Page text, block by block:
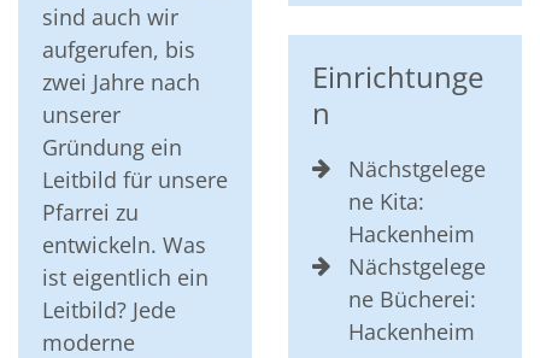
sind auch wir
aufgerufen, bis
zwei Jahre nach
unserer
Gründung ein
Leitbild für unsere
Pfarrei zu
entwickeln. Was
ist eigentlich ein
Leitbild? Jede
moderne
Einrichtunge
n
Nächstgelege
ne Kita:
Hackenheim
Nächstgelege
ne Bücherei:
Hackenheim